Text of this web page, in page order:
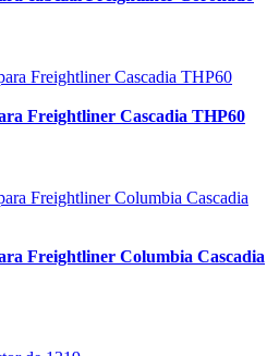
Freightliner Cascadia THP60
Freightliner Columbia Cascadia